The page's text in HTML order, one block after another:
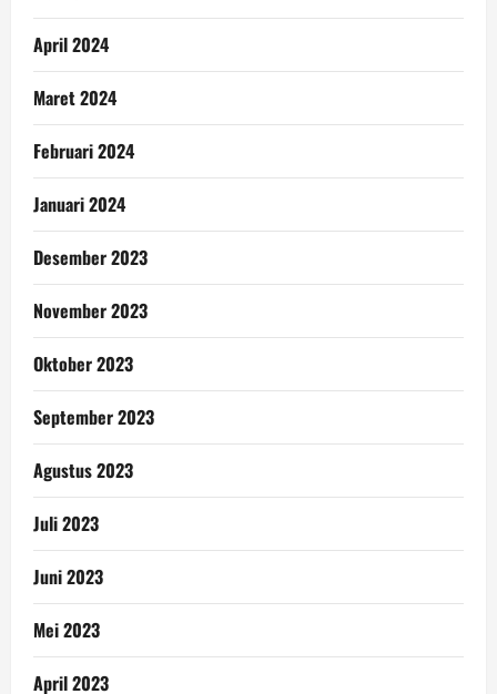
April 2024
Maret 2024
Februari 2024
Januari 2024
Desember 2023
November 2023
Oktober 2023
September 2023
Agustus 2023
Juli 2023
Juni 2023
Mei 2023
April 2023